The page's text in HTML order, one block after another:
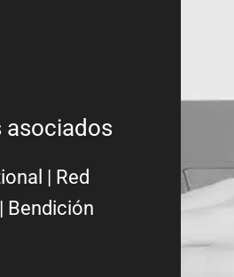
asociados
| Red
| Bendición